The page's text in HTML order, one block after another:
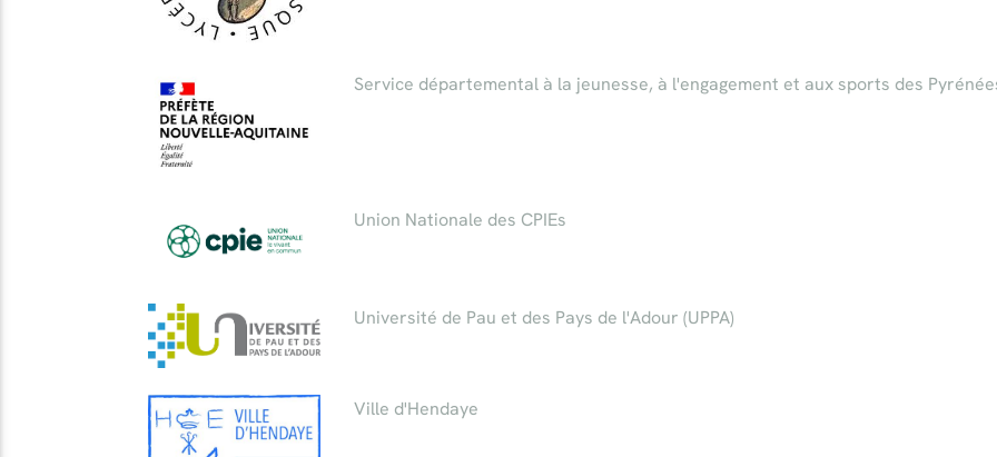
Service départemental à la jeunesse, à l'engagement et aux sports des
Union Nationale des CPIEs
Université de Pau et des Pays de l'Adour (UPPA)
Ville d'Hendaye